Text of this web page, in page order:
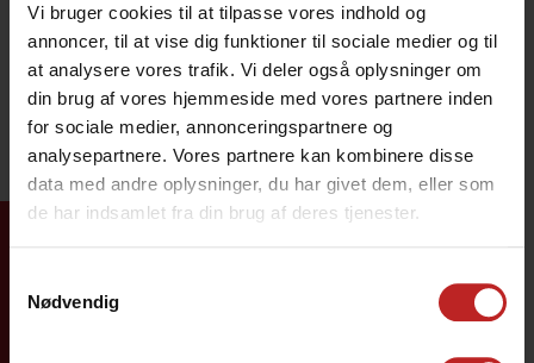
Vi bruger cookies til at tilpasse vores indhold og
annoncer, til at vise dig funktioner til sociale medier og til
at analysere vores trafik. Vi deler også oplysninger om
din brug af vores hjemmeside med vores partnere inden
for sociale medier, annonceringspartnere og
analysepartnere. Vores partnere kan kombinere disse
data med andre oplysninger, du har givet dem, eller som
de har indsamlet fra din brug af deres tjenester.
Nødvendig
Højskolevej 9
+45 5965 6045
Tilmeld dig